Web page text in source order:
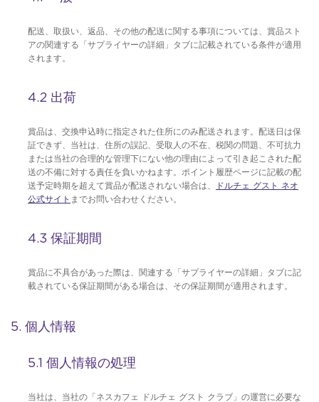
配送、取扱い、返品、その他の配送に関する事項については、賞品スト
アの関連する「サプライヤーの詳細」タブに記載されている条件が適用
されます。
4.2 出荷
賞品は、交換申込時に指定された住所にのみ配送されます。配送日は保
証できず、当社は、住所の誤記、受取人の不在、税関の問題、不可抗力
または当社の合理的な管理下にない他の理由によって引き起こされた配
送の不備に対する責任を負いかねます。ポイント履歴ページに記載の配
送予定時期を超えて賞品が配送されない場合は、
ドルチェ グスト ネオ
公式サイト までお問い合わせください。
4.3 保証期間
賞品に不具合があった際は、関連する「サプライヤーの詳細」タブに記
載されている保証期間がある場合は、その保証期間が適用されます。
5. 個人情報
5.1 個人情報の処理
当社は、当社の「ネスカフェ ドルチェ グスト クラブ」の運営に必要な